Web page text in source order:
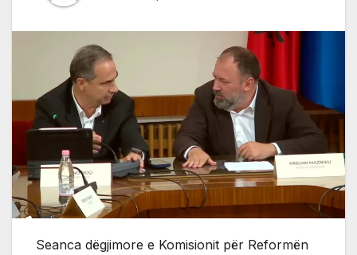
Seanca dëgjimore e Komisionit për Reformën